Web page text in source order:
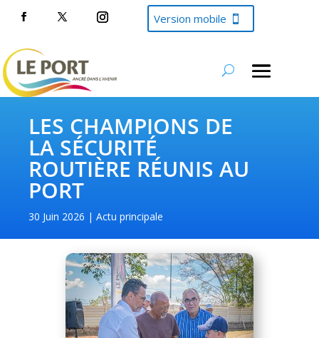
Version mobile
LES CHAMPIONS DE
LA SÉCURITÉ
ROUTIÈRE RÉUNIS AU
PORT
30 Juin 2026 Actu principale